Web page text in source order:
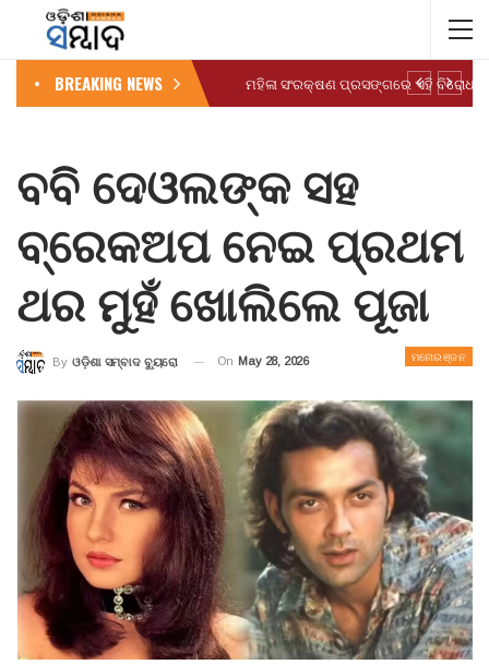
BREAKING NEWS
ବବି ଦେଓଲଙ୍କ ସହ
ବ୍ରେକଅପ ନେଇ ପ୍ରଥମ
ଥର ମୁହଁ ଖୋଲିଲେ ପୂଜା
ମନୋରଞ୍ଜନ
By ଓଡ଼ିଶା ସମ୍ବାଦ ବ୍ୟୁରୋ On May 28, 2026